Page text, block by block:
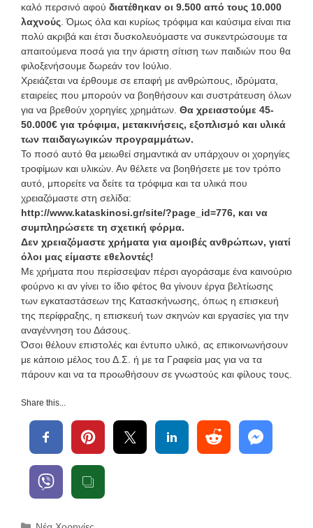
καλό περσινό αφού διατέθηκαν οι 9.500 από τους 10.000
λαχνούς . Όμως όλα και κυρίως τρόφιμα και καύσιμα είναι πια
πολύ ακριβά και έτσι δυσκολευόμαστε να συκεντρώσουμε τα
απαιτούμενα ποσά για την άριστη σίτιση των παιδιών που θα
φιλοξενήσουμε δωρεάν τον Ιούλιο.
Χρειάζεται να έρθουμε σε επαφή με ανθρώπους, ιδρύματα,
εταιρείες που μπορούν να βοηθήσουν και συστράτευση όλων
για να βρεθούν χορηγίες χρημάτων. Θα χρειαστούμε 45-
50.000€ για τρόφιμα, μετακινήσεις, εξοπλισμό και υλικά
των παιδαγωγικών προγραμμάτων.
Το ποσό αυτό θα μειωθεί σημαντικά αν υπάρχουν οι χορηγίες
τροφίμων και υλικών. Αν θέλετε να βοηθήσετε με τον τρόπο
αυτό, μπορείτε να δείτε τα τρόφιμα και τα υλικά που
χρειαζόμαστε στη σελίδα:
http://www.kataskinosi.gr/site/?page_id=776, και να
συμπληρώσετε τη σχετική φόρμα.
Δεν χρειαζόμαστε χρήματα για αμοιβές ανθρώπων, γιατί
όλοι μας είμαστε εθελοντές!
Με χρήματα που περίσσεψαν πέρσι αγοράσαμε ένα καινούριο
φούρνο κι αν γίνει το ίδιο φέτος θα γίνουν έργα βελτίωσης
των εγκαταστάσεων της Κατασκήνωσης, όπως η επισκευή
της περίφραξης, η επισκευή των σκηνών και εργασίες για την
αναγέννηση του Δάσους.
Όσοι θέλουν επιστολές και έντυπο υλικό, ας επικοινωνήσουν
με κάποιο μέλος του Δ.Σ. ή με τα Γραφεία μας για να τα
πάρουν και να τα προωθήσουν σε γνωστούς και φίλους τους.
Share this...
Κατηγορίες